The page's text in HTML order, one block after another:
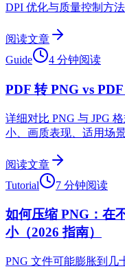
DPI 优化与质量控制方法
阅读文章
Guide
4 分钟阅读
PDF 转 PNG vs
详细对比 PNG 与 JPG
小、画质表现、适用场
阅读文章
Tutorial
7 分钟阅读
如何压缩 PNG：在
小（2026 指南）
PNG 文件可能膨胀到